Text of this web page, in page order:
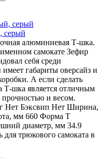
серый
алюминиевая Т-шка.
самокате Зефир
себя среди
габариты оверсайз и
А если сделать
Т-шка является отличным
и весом.
Нет Бэксвип Нет Ширина,
мм 660 Форма T
диаметр, мм 34.9
трюкового самоката в